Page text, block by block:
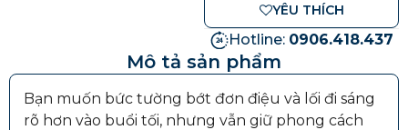
YÊU THÍCH
Hotline: 0906.418.437
Mô tả sản phẩm
Bạn muốn bức tường bớt đơn điệu và lối đi sáng
rõ hơn vào buổi tối, nhưng vẫn giữ phong cách